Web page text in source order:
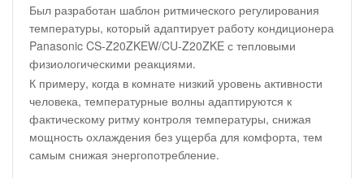
Был разработан шаблон ритмического регулирования
температуры, который адаптирует работу кондиционера
Panasonic CS-Z20ZKEW/CU-Z20ZKE с тепловыми
физиологическими реакциями.
К примеру, когда в комнате низкий уровень активности
человека, температурные волны адаптируются к
фактическому ритму контроля температуры, снижая
мощность охлаждения без ущерба для комфорта, тем
самым снижая энергопотребление.